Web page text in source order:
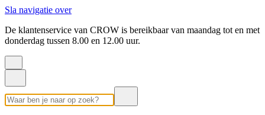
Sla navigatie over
De klantenservice van CROW is bereikbaar van maandag tot en met
donderdag tussen 8.00 en 12.00 uur.